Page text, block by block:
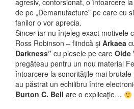
agresiv, contorsionat, o întoarcere
de pe „Demanufacture” pe care cu
fanilor o vor aprecia.
Sincer iar nu înţeleg exact motivele
Ross Robinson – fiindcă şi Arkaea
Darkness” cu piesele pe care Olde
pregăteau pentru un nou material
întoarcere la sonorităţile mai
au păstrat un echilibru între
Burton C. Bell are o explicaţie…